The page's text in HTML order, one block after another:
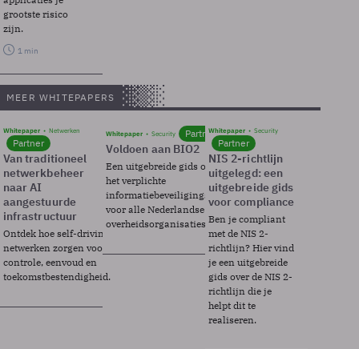
grootste risico
zijn.
1 min
MEER WHITEPAPERS
Whitepaper Netwerken
Partner
Van traditioneel
netwerkbeheer
naar AI
aangestuurde
infrastructuur
Ontdek hoe self-driving
netwerken zorgen voor
controle, eenvoud en
toekomstbestendigheid.
Whitepaper Security Partner
Voldoen aan BIO2
Een uitgebreide gids over BIO2,
het verplichte
informatiebeveiligingsframework
voor alle Nederlandse
overheidsorganisaties.
Whitepaper Security
Partner
NIS 2-richtlijn
uitgelegd: een
uitgebreide gids
voor compliance
Ben je compliant
met de NIS 2-
richtlijn? Hier vind
je een uitgebreide
gids over de NIS 2-
richtlijn die je
helpt dit te
realiseren.